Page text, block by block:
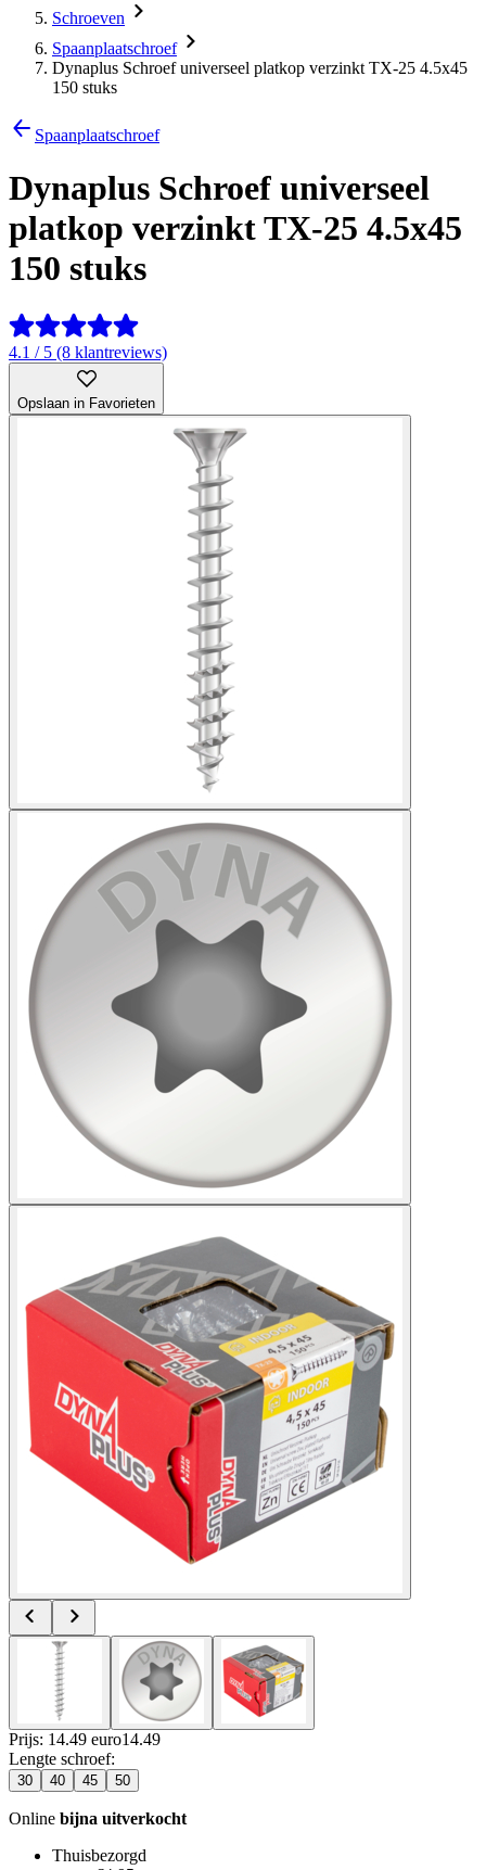
Schroeven
Spaanplaatschroef
Dynaplus Schroef universeel platkop verzinkt TX-25 4.5x45
150 stuks
Spaanplaatschroef
Dynaplus Schroef universeel
platkop verzinkt TX-25 4.5x45
150 stuks
4.1 / 5 (8 klantreviews)
Opslaan in Favorieten
Prijs: 14.49 euro14.49
Lengte schroef:
30 40 45 50
Online bijna uitverkocht
Thuisbezorgd